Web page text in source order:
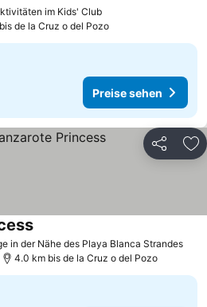
im Kids' Club
de la Cruz o del Pozo
Preise sehen
Teilen
in der Nähe des Playa Blanca Strandes
4.0 km bis de la Cruz o del Pozo